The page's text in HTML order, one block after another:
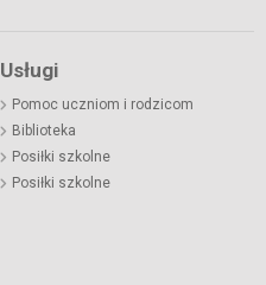
Usługi
Pomoc uczniom i rodzicom
Biblioteka
Posiłki szkolne
Posiłki szkolne